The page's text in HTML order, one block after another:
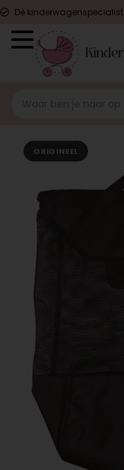
Dé kinderwagenspecialist
ORIGINEEL